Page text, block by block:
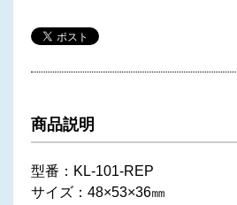
商品説明
型番：KL-101-REP
サイズ：48×53×36㎜